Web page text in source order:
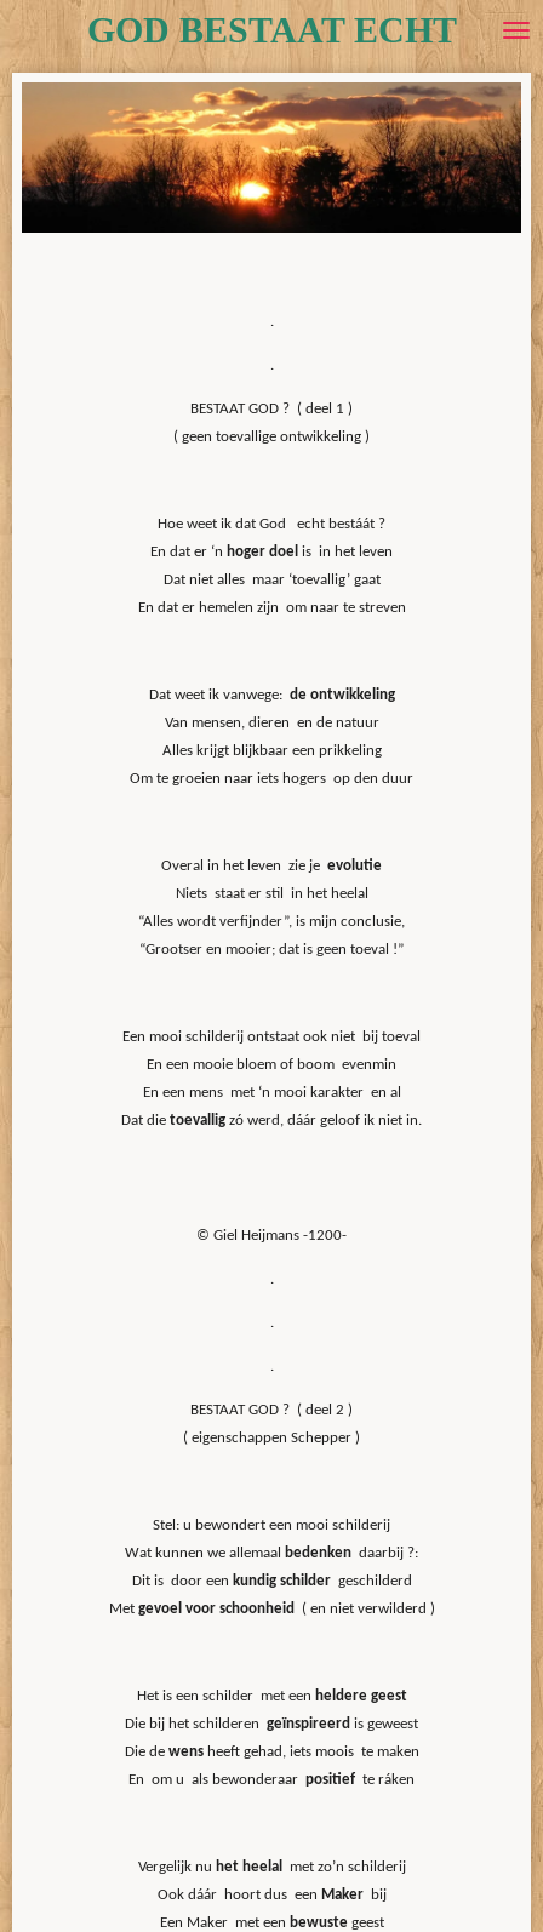
naar
hoofdinhoud
GOD BESTAAT ECHT
.
.
BESTAAT GOD ? ( deel 1 )
( geen toevallige ontwikkeling )
Hoe weet ik dat God echt bestáát ?
En dat er ‘n hoger doel is in het leven
Dat niet alles maar ‘toevallig’ gaat
En dat er hemelen zijn om naar te streven
Dat weet ik vanwege: de ontwikkeling
Van mensen, dieren en de natuur
Alles krijgt blijkbaar een prikkeling
Om te groeien naar iets hogers op den duur
Overal in het leven zie je evolutie
Niets staat er stil in het heelal
“Alles wordt verfijnder”, is mijn conclusie,
“Grootser en mooier; dat is geen toeval !”
Een mooi schilderij ontstaat ook niet bij toeval
En een mooie bloem of boom evenmin
En een mens met ‘n mooi karakter en al
Dat die toevallig zó werd, dáár geloof ik niet in.
© Giel Heijmans -1200-
.
.
.
BESTAAT GOD ? ( deel 2 )
( eigenschappen Schepper )
Stel: u bewondert een mooi schilderij
Wat kunnen we allemaal
bedenken daarbij ?:
Dit is door een kundig schilder geschilderd
Met gevoel voor schoonheid ( en niet verwilderd )
Het is een schilder met een heldere geest
Die bij het schilderen geïnspireerd is geweest
Die de wensheeft gehad, iets moois te maken
En om u als bewonderaar positief te ráken
Vergelijk nu het heelal
met zo’n schilderij
Ook dáár hoort dus een Maker
bij
Een Maker met een bewustegeest